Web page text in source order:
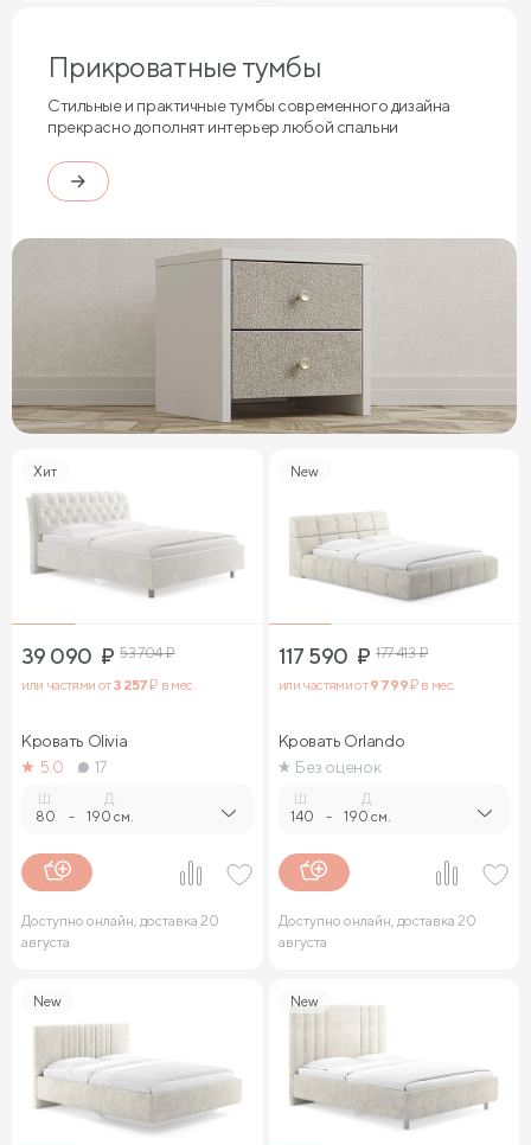
Прикроватные тумбы
Стильные и практичные тумбы современного дизайна
прекрасно дополнят интерьер любой спальни
Хит
39 090 ₽ 53 704₽
или частями от3 257₽ в мес.
Кровать Olivia
5.0
17
80 -
Д.
190 см.
Доступно онлайн, доставка 20
августа
New
117 590 ₽ 177 413₽
или частями от9 799₽ в мес.
Кровать Orlando
Без оценок
140 -
Д.
190 см.
Доступно онлайн, доставка 20
августа
New New